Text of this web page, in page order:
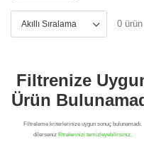
0 ürün